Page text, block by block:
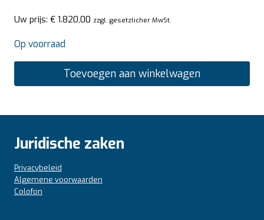
Uw prijs: € 1.820,00 zzgl. gesetzlicher MwSt.
Op voorraad
Toevoegen aan winkelwagen
Juridische zaken
Privacybeleid
Algemene voorwaarden
Colofon